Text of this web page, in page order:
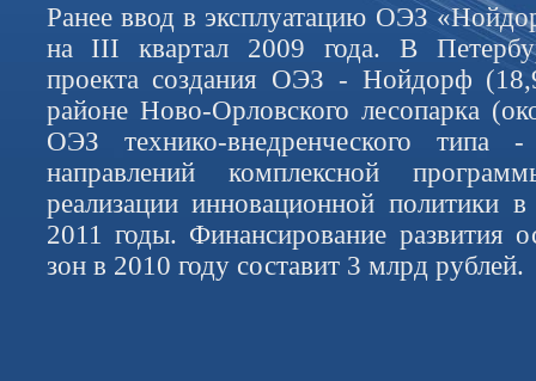
Ранее ввод в эксплуатацию ОЭЗ
на III квартал 2009 года. В
проекта создания ОЭЗ - Нойдорф
районе Ново-Орловского лесопарка
ОЭЗ технико-внедренческого
направлений комплексной
реализации инновационной политики
2011 годы. Финансирование развития
зон в 2010 году составит 3 млрд рублей.